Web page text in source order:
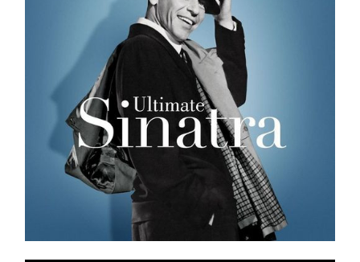
Ajouter au panier